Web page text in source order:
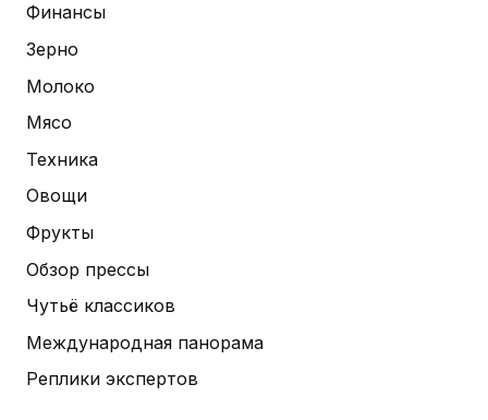
Финансы
Зерно
Молоко
Мясо
Техника
Овощи
Фрукты
Обзор прессы
Чутьё классиков
Международная панорама
Реплики экспертов